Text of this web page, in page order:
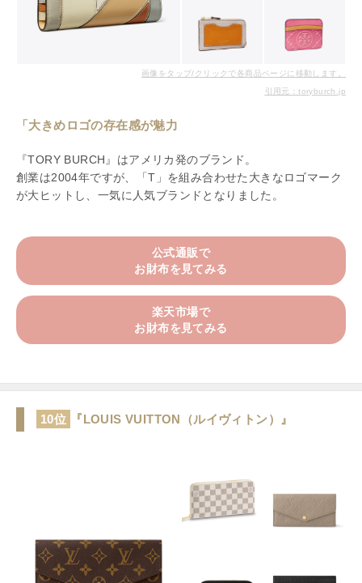
画像をタップ/クリックで各商品ページに移動します。
引用元：toryburch.jp
「大きめロゴの存在感が魅力
『TORY BURCH』はアメリカ発のブランド。
創業は2004年ですが、「T」を組み合わせた大きなロゴマーク
が大ヒットし、一気に人気ブランドとなりました。
公式通販で
お財布を見てみる
楽天市場で
お財布を見てみる
10位 『LOUIS VUITTON（ルイヴィトン）』